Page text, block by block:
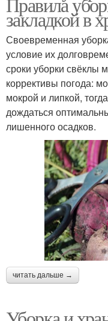
закладкой в
Своевременная
условие их
сроки уборки свёклы
коррективы погода:
мокрой и липкой,
дождаться
лишенного осадков.
читать дальше →